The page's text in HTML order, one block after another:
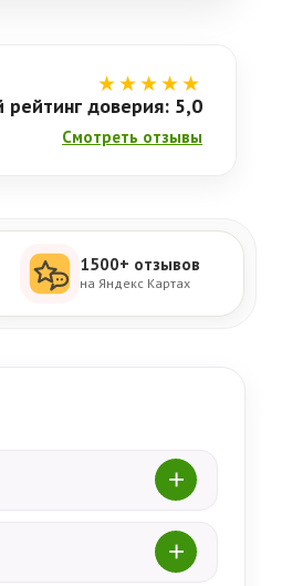
★★★★★
рейтинг доверия: 5,0
Смотреть отзывы
1500+ отзывов
на Яндекс Картах